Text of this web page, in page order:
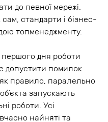
до певної мережі.
стандарти і бізнес-
топменеджменту.
першого дня роботи
допустити помилок
правило, паралельно
запускають
роботи. Усі
найняті та